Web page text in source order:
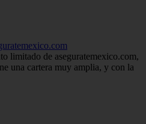
limitado de aseguratemexico.com,
una cartera muy amplia, y con la